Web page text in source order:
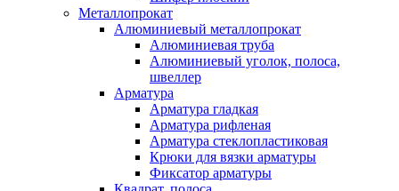
Металлопрокат
Алюминиевый металлопрокат
Алюминиевая труба
Алюминиевый уголок, полоса,
швеллер
Арматура
Арматура гладкая
Арматура рифленая
Арматура стеклопластиковая
Крюки для вязки арматуры
Фиксатор арматуры